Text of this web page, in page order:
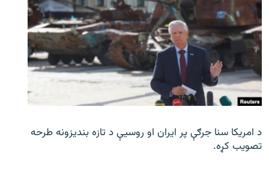
د امریکا سنا جرګې پر ایران او روسیې د تازه بندیزونه طرحه
تصویب کړه.